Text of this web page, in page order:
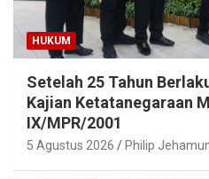
HUKUM
Setelah 25 Tahun
Kajian Ketatanegaraan
IX/MPR/2001
5 Agustus 2026 Philip